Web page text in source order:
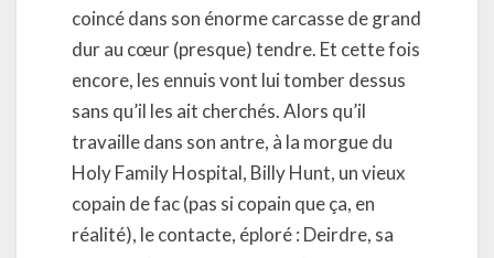
coincé dans son énorme carcasse de grand
dur au cœur (presque) tendre. Et cette fois
encore, les ennuis vont lui tomber dessus
sans qu’il les ait cherchés. Alors qu’il
travaille dans son antre, à la morgue du
Holy Family Hospital, Billy Hunt, un vieux
copain de fac (pas si copain que ça, en
réalité), le contacte, éploré : Deirdre, sa